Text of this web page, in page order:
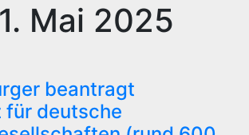
Mai 2025
beantragt
für deutsche